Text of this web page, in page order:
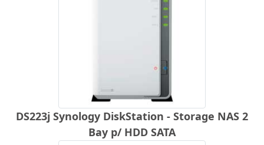
DS223j Synology DiskStation - Storage NAS 2
Bay p/ HDD SATA